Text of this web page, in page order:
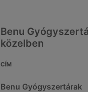
Benu
közelben
CÍM
Benu Gyógyszertárak